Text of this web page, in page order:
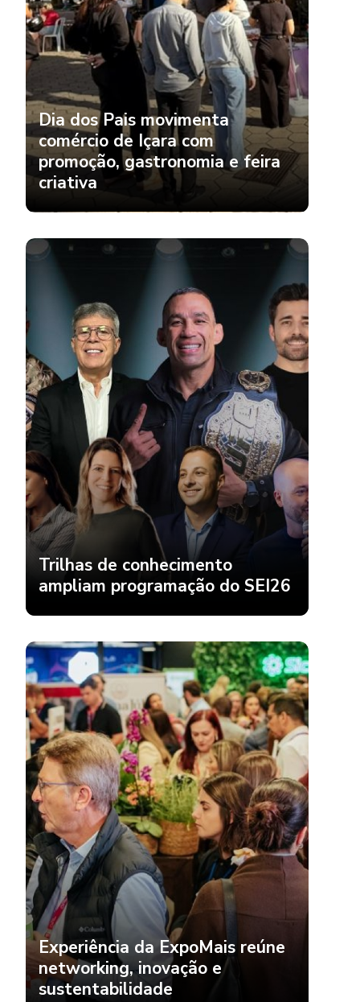
Dia dos Pais movimenta
comércio de Içara com
promoção, gastronomia e feira
criativa
Trilhas de conhecimento
ampliam programação do SEI26
Experiência da ExpoMais reúne
networking, inovação e
sustentabilidade